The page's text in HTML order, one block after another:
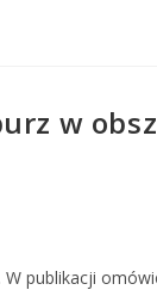
w
publikacji